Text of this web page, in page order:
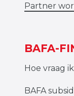
Partner
BAFA-
Hoe vraag
BAFA